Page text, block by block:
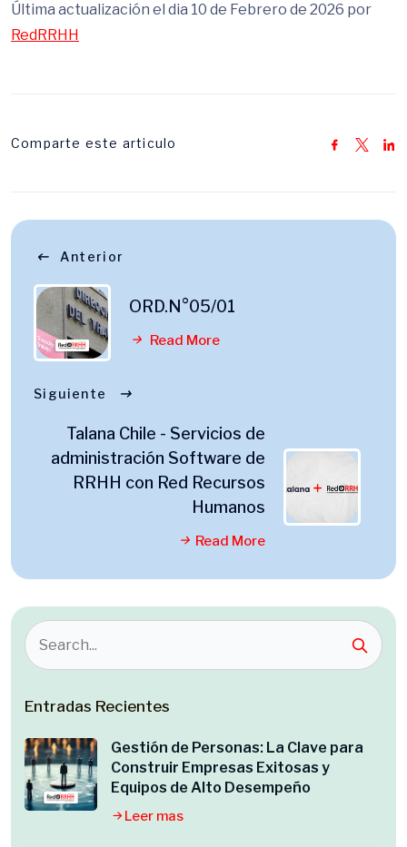
Última actualización el dia 10 de Febrero de 2026 por
RedRRHH
Comparte este articulo
Anterior
ORD.N°05/01
Read More
Siguiente
Talana Chile - Servicios de
administración Software de
RRHH con Red Recursos
Humanos
Read More
Entradas Recientes
Gestión de Personas: La Clave para
Construir Empresas Exitosas y
Equipos de Alto Desempeño
Leer mas